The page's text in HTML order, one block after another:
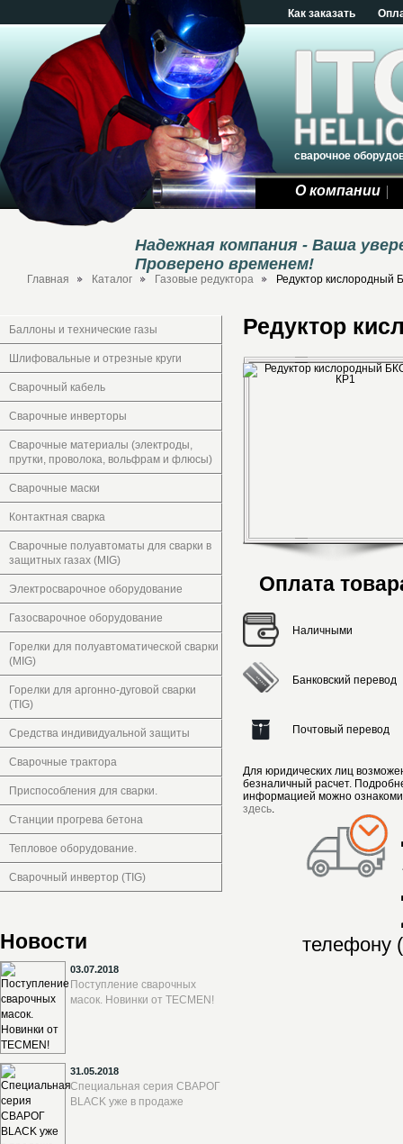
Как заказать
сварочное
О компании
Надежная компания - Ваша
Проверено временем!
Главная Каталог Газовые редуктора Редуктор кислородный
Баллоны и технические газы
Шлифовальные и отрезные круги
Сварочный кабель
Сварочные инверторы
Сварочные материалы (электроды,
прутки, проволока, вольфрам и флюсы)
Сварочные маски
Контактная сварка
Сварочные полуавтоматы для сварки в
защитных газах (MIG)
Электросварочное оборудование
Газосварочное оборудование
Горелки для полуавтоматической сварки
(MIG)
Горелки для аргонно-дуговой сварки
(TIG)
Средства индивидуальной защиты
Сварочные трактора
Приспособления для сварки.
Станции прогрева бетона
Тепловое оборудование.
Сварочный инвертор (TIG)
Новости
03.07.2018
Поступление сварочных
масок. Новинки от TECMEN!
31.05.2018
Специальная серия СВАРОГ
BLACK уже в продаже
Редуктор
Оплата
Наличными
Банковский перевод
Почтовый перевод
Для юридических лиц
безналичный расчет.
информацией можно
здесь.
телефону